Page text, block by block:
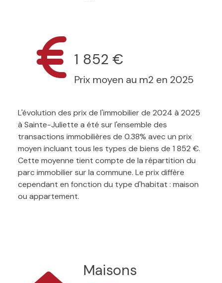
1 852 €
Prix moyen au m2 en 2025
L'évolution des prix de l'immobilier de 2024 à 2025
à Sainte-Juliette a été sur l'ensemble des
transactions immobilières de 0.38% avec un prix
moyen incluant tous les types de biens de 1 852 €.
Cette moyenne tient compte de la répartition du
parc immobilier sur la commune. Le prix diffère
cependant en fonction du type d'habitat : maison
ou appartement.
Maisons